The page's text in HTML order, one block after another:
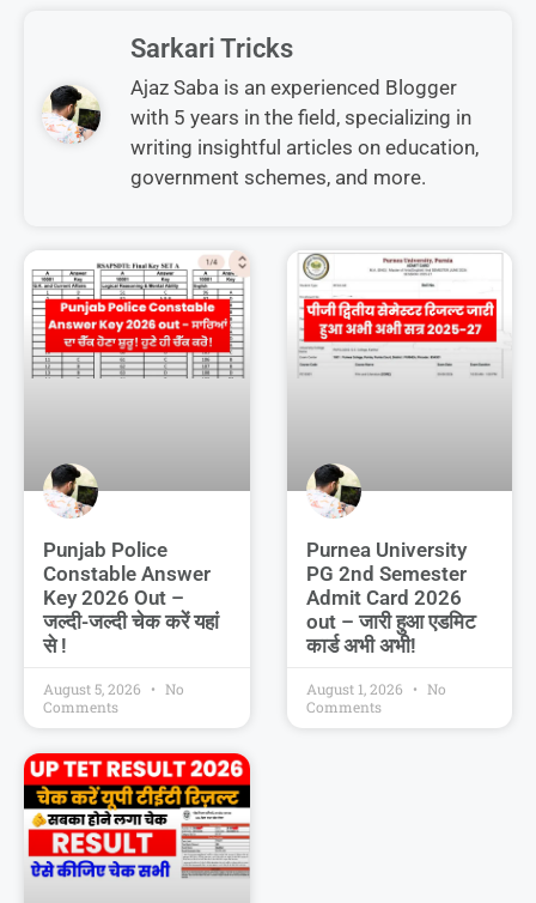
Sarkari Tricks
Ajaz Saba is an experienced Blogger
with 5 years in the field, specializing in
writing insightful articles on education,
government schemes, and more.
Punjab Police
Constable Answer
Key 2026 Out –
जल्दी-जल्दी चेक करें यहां
से !
August 5, 2026
No
Comments
Purnea University
PG 2nd Semester
Admit Card 2026
out – जारी हुआ एडमिट
कार्ड अभी अभी!
August 1, 2026
No
Comments